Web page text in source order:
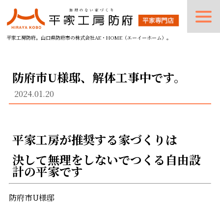
平家工房防府。山口県防府市の株式会社AE・HOME（エーイーホーム）。
防府市U様邸、解体工事中です。
2024.01.20
平家工房が推奨する家づくりは
決して無理をしないでつくる自由設
計の平家です
防府市U様邸